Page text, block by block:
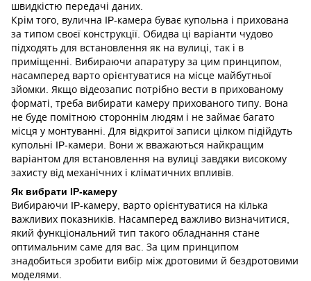
швидкістю передачі даних.
Крім того, вулична IP-камера буває купольна і прихована
за типом своєї конструкції. Обидва ці варіанти чудово
підходять для встановлення як на вулиці, так і в
приміщенні. Вибираючи апаратуру за цим принципом,
насамперед варто орієнтуватися на місце майбутньої
зйомки. Якщо відеозапис потрібно вести в прихованому
форматі, треба вибирати камеру прихованого типу. Вона
не буде помітною стороннім людям і не займає багато
місця у монтуванні. Для відкритої записи цілком підійдуть
купольні IP-камери. Вони ж вважаються найкращим
варіантом для встановлення на вулиці завдяки високому
захисту від механічних і кліматичних впливів.
Як вибрати IP-камеру
Вибираючи IP-камеру, варто орієнтуватися на кілька
важливих показників. Насамперед важливо визначитися,
який функціональний тип такого обладнання стане
оптимальним саме для вас. За цим принципом
знадобиться зробити вибір між дротовими й бездротовими
моделями.